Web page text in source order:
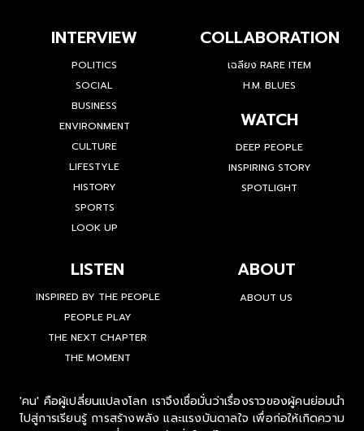
INTERVIEW
POLITICS
SOCIAL
BUSINESS
ENVIRONMENT
CULTURE
LIFESTYLE
HISTORY
SPORTS
LOOK UP
COLLABORATION
เฉลียง RARE ITEM
H.M. BLUES
WATCH
DEEP PEOPLE
INSPIRING STORY
SPOTLIGHT
LISTEN
INSPIRED BY THE PEOPLE
PEOPLE PLAY
THE NEXT CHAPTER
THE MOMENT
ABOUT
ABOUT US
'คน' คือผู้เปลี่ยนแปลงโลก เราจึงเชื่อมั่นว่าเรื่องราวของผู้คนย่อมนำ
ไปสู่การเรียนรู้ การสร้างพลัง และแรงบันดาลใจ เพื่อก่อให้เกิดความ